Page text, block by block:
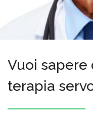
Vuoi sapere
terapia